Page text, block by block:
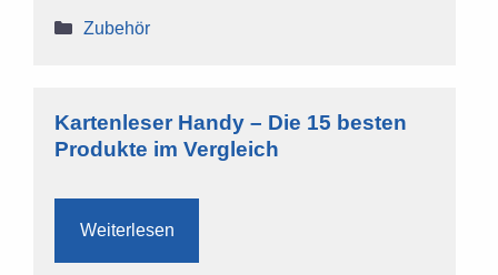
Kategorien
Zubehör
Kartenleser Handy – Die 15 besten
Produkte im Vergleich
Weiterlesen